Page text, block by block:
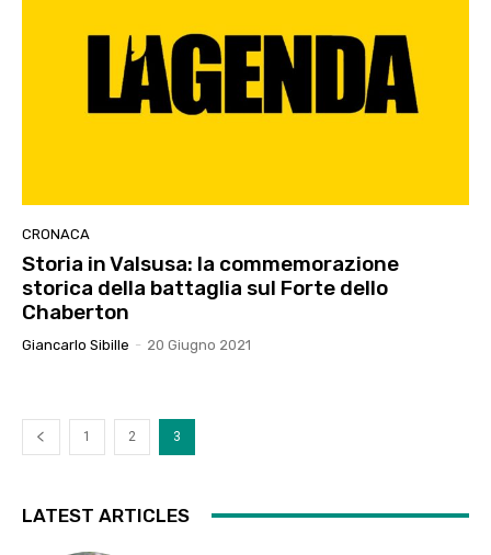
CRONACA
Storia in Valsusa: la commemorazione
storica della battaglia sul Forte dello
Chaberton
Giancarlo Sibille - 20 Giugno 2021
1 2 3
LATEST ARTICLES